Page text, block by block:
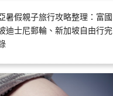
暑假親子旅行攻略整理：富國
迪士尼郵輪、新加坡自由行完